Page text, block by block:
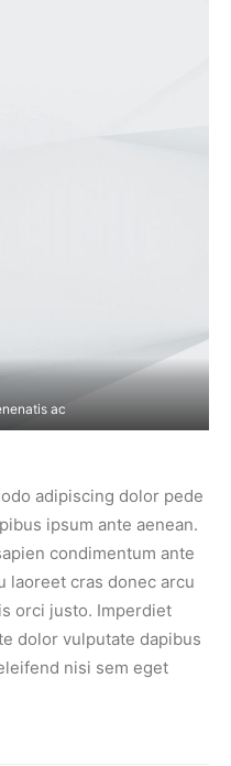
ac
adipiscing dolor pede
ipsum ante aenean.
condimentum ante
laoreet cras donec arcu
orci justo. Imperdiet
dolor vulputate dapibus
nisi sem eget